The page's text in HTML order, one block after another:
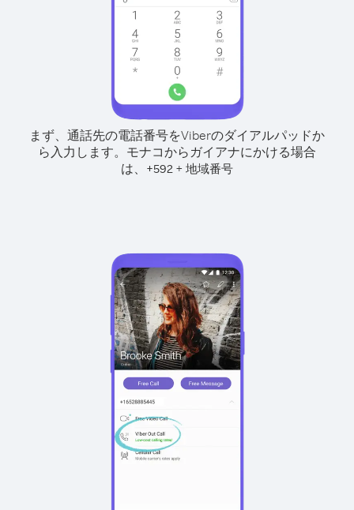
まず、通話先の電話番号をViberのダイアルパッドか
ら入力します。 モナコからガイアナにかける場合
は、 +592 + 地域番号